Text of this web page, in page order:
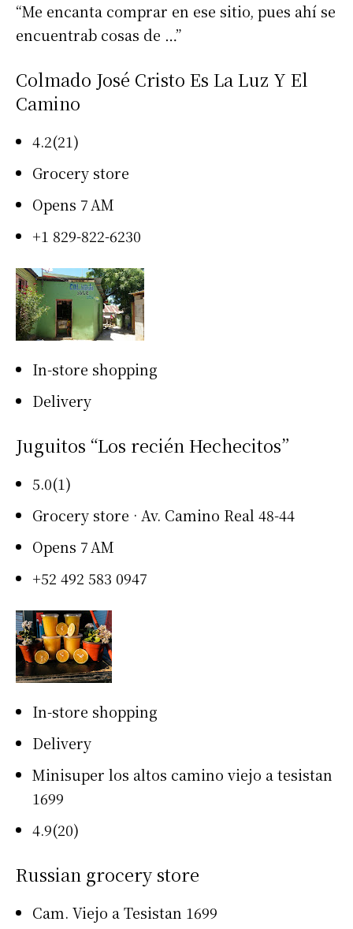
“Me encanta comprar en ese sitio, pues ahí se
encuentrab cosas de …”
Colmado José Cristo Es La Luz Y El
Camino
4.2(21)
Grocery store
Opens 7 AM
+1 829-822-6230
In-store shopping
Delivery
Juguitos “Los recién Hechecitos”
5.0(1)
Grocery store · Av. Camino Real 48-44
Opens 7 AM
+52 492 583 0947
In-store shopping
Delivery
Minisuper los altos camino viejo a tesistan
1699
4.9(20)
Russian grocery store
Cam. Viejo a Tesistan 1699